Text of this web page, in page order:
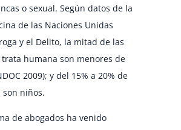
o sexual. Según datos de la
de las Naciones Unidas
y el Delito, la mitad de las
humana son menores de
2009); y del 15% a 20% de
son niños.
de abogados ha venido